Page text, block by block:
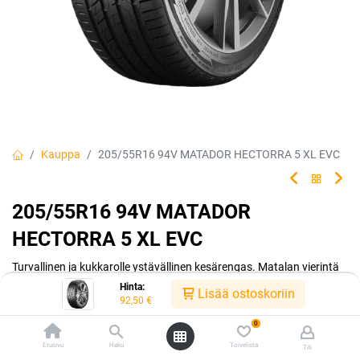
Hinta:
92,50 € Lisää ostoskoriin
Etusivu Haku
0
Toivelista Tili
Kauppa 205/55R16 94V MATADOR HECTORRA 5 XL EVC
205/55R16 94V MATADOR
HECTORRA 5 XL EVC
Turvallinen ja kukkarolle ystävällinen kesärengas. Matalan vierintä
vastuksen ansiosta ajat polttoainetta säästäen. Matador made by
Continental.
4050496004095 Tuotekoodi:242214
Tällä tuotteella ei ole kelvollista yhdistelmää.